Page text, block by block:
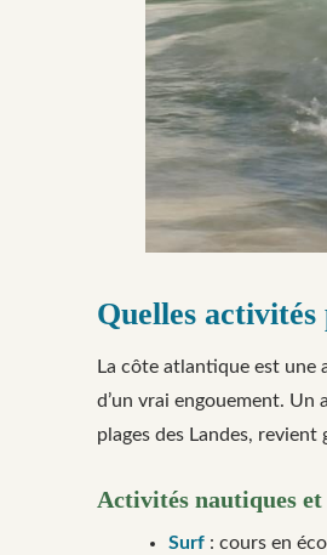
Quelles activités
La côte atlantique est une
d’un vrai engouement. Un
plages des Landes, revient
Activités nautiques
Surf : cours en